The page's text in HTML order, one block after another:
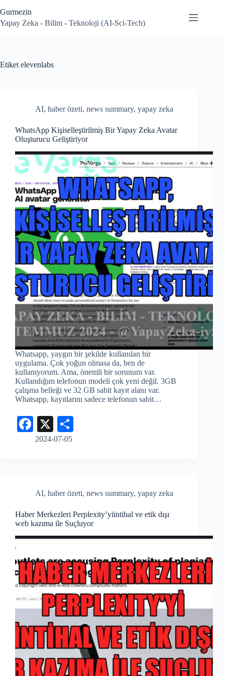
to
content
Gurmezin
Yapay Zeka - Bilim - Teknoloji (AI-Sci-Tech)
Etiket elevenlabs
AI, haber özeti, news summary, yapay zeka
WhatsApp Kişiselleştirilmiş Bir Yapay Zeka Avatar
Oluşturucu Geliştiriyor
Whatsapp, yaygın bir şekilde kullanılan bir
uygulama. Çok yoğun olmasa da, ben de
kullanıyorum. Ama, önemli bir sorunum var.
Kullandığım telefonun modeli çok yeni değil. 3GB
çalışma belleği ve 32 GB sabit kayıt alanı var.
Whatsapp, kayıtlarını sadece telefonun sabit…
Fa
ce
X
2024-07-05
AI, haber özeti, news summary, yapay zeka
Haber Merkezleri Perplexity’yiintihal ve etik dışı
web kazıma ile Suçluyor